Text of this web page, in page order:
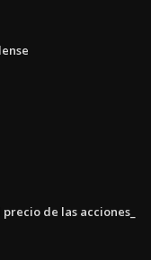
de las acciones_